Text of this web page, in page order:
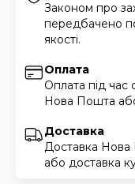
Законом про
передбачено
якості.
Оплата
Оплата під час
Нова Пошта
Доставка
Доставка
або доставка